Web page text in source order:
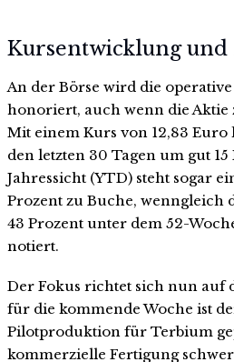
Kursentwicklung
An der Börse wird die
honoriert, auch wenn die Aktie
Mit einem Kurs von 12,83 Euro
den letzten 30 Tagen um gut
Jahressicht (YTD) steht sogar
Prozent zu Buche, wenngleich
43 Prozent unter dem 52-
notiert.
Der Fokus richtet sich nun auf
für die kommende Woche ist
Pilotproduktion für Terbium
kommerzielle Fertigung